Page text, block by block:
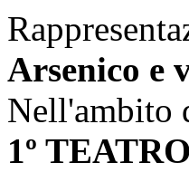
Arsenico e
Nell'ambito
1º